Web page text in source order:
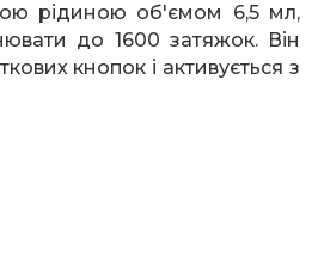
рідиною об'ємом 6,5 мл,
до 1600 затяжок. Він
кнопок і активується з